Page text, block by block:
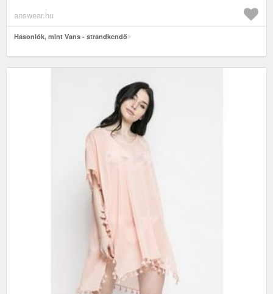
answear.hu
Hasonlók, mint Vans - strandkendő